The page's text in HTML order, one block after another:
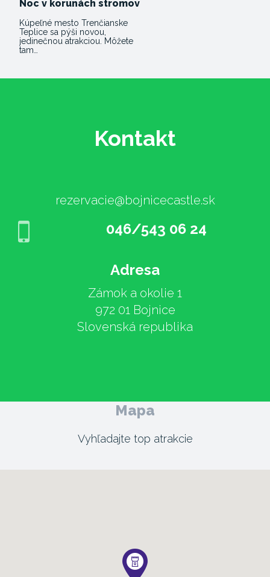
Noc v korunách stromov
Kúpeľné mesto Trenčianske
Teplice sa pýši novou,
jedinečnou atrakciou. Môžete
tam…
Kontakt
rezervacie@bojnicecastle.sk
046/543 06 24
Adresa
Zámok a okolie 1
972 01 Bojnice
Slovenská republika
Mapa
Vyhľadajte top atrakcie